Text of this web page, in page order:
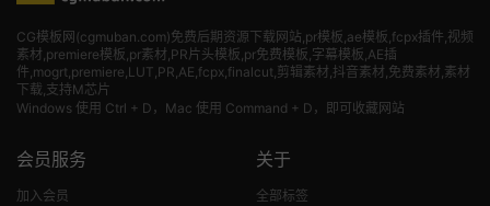
CG模板网(cgmuban.com)免费后期资源下载网站,pr模板,ae模板,fcpx插件,视频
素材,premiere模板,pr素材,PR片头模板,pr免费模板,字幕模板,AE插
件,mogrt,premiere,LUT,PR,AE,fcpx,finalcut,剪辑素材,抖音素材,免费素材,素材
下载,支持M芯片
Windows 使用 Ctrl + D，Mac 使用 Command + D，即可收藏网站
会员服务
加入会员
关于
全部标签